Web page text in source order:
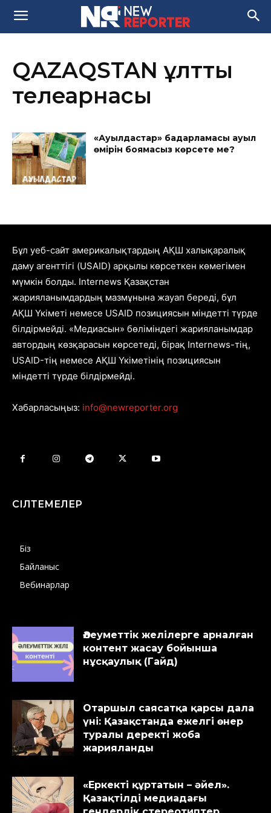
QAZAQSTAN ұлттық
телеарнасы
«Ауылдастар» бағдарламасы ауыл
өмірін боямасыз көрсете ме?
Бұл уеб-сайт америкалықтардың АҚШ халықаралық
даму агенттігі (USAID) арқылы көрсеткен көмегімен
мүмкін болды. Internews Қазақстан
жарияланымдардың мазмұнына жауап береді, бұл
АҚШ Үкіметі немесе USAID позициясын міндетті түрде
білдірмейді. «Медиасын» бөліміндегі жарияланымдар
автордың көзқарасын көрсетеді, бірақ Internews-тің,
USAID-тің немесе АҚШ Үкіметінің позициясын
міндетті түрде білдірмейді.
Хабарласыңыз: info@newreporter.org
СІЛТЕМЕЛЕР
Біз
Байланыс
Вебинарлар
Әлеуметтік желілерге арналған
контент жасау бойынша
нұсқаулық (Гайд)
Отаршыл саясатқа қарсы дала
үні: Қазақстанда ежелгі өнер
туралы деректі жоба
жарияланды
«Еркекті құртатын – әйел».
Қазақтілді медиадағы